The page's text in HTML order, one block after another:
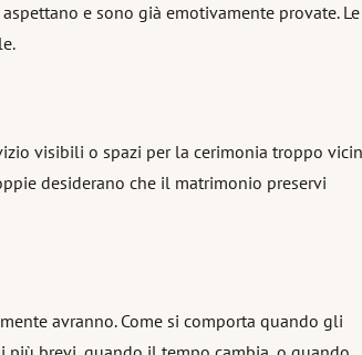
e sono già emotivamente provate. Le
visibili o spazi per la cerimonia troppo
desiderano che il matrimonio preservi
avranno. Come si comporta quando gli